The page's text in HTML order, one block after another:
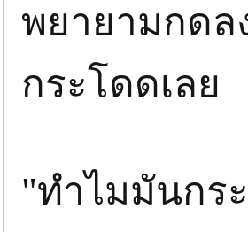
พยายามกด
กระโดดเลย
"ทำไมมันกร